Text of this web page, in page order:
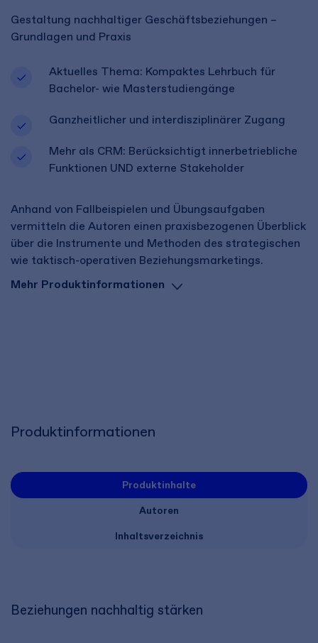
Gestaltung nachhaltiger Geschäftsbeziehungen –
Grundlagen und Praxis
Aktuelles Thema: Kompaktes Lehrbuch für
Bachelor- wie Masterstudiengänge
Ganzheitlicher und interdisziplinärer Zugang
Mehr als CRM: Berücksichtigt innerbetriebliche
Funktionen UND externe Stakeholder
Anhand von Fallbeispielen und Übungsaufgaben
vermitteln die Autoren einen praxisbezogenen Überblick
über die Instrumente und Methoden des strategischen
wie taktisch-operativen Beziehungsmarketings.
Mehr Produktinformationen
Produktinformationen
Produktinhalte
Autoren
Inhaltsverzeichnis
Beziehungen nachhaltig stärken